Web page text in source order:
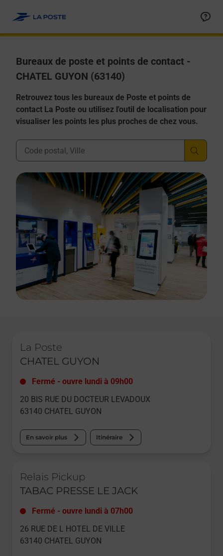
Bureaux de poste et points de contact -
CHATEL GUYON (63140)
Retrouvez tous les bureaux de Poste et points de
contact La Poste ou utilisez l'outil de localisation pour
visualiser les points les plus proches de chez vous.
Ville, Département, Code Postal
La Poste
CHATEL GUYON
Fermé - ouvre lundi à 09h00
20 BIS RUE DU DOCTEUR LEVADOUX
63140 CHATEL GUYON
En savoir plus Itinéraire
Relais Pickup
TABAC PRESSE LE JACK
Fermé - ouvre lundi à 07h00
26 RUE DE L HOTEL DE VILLE
63140 CHATEL GUYON